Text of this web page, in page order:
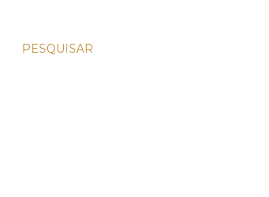
PESQUISAR